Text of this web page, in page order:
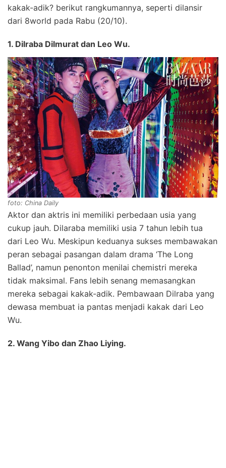
kakak-adik? berikut rangkumannya, seperti dilansir
dari 8world pada Rabu (20/10).
1. Dilraba Dilmurat dan Leo Wu.
foto: China Daily
Aktor dan aktris ini memiliki perbedaan usia yang
cukup jauh. Dilaraba memiliki usia 7 tahun lebih tua
dari Leo Wu. Meskipun keduanya sukses membawakan
peran sebagai pasangan dalam drama ‘The Long
Ballad’, namun penonton menilai chemistri mereka
tidak maksimal. Fans lebih senang memasangkan
mereka sebagai kakak-adik. Pembawaan Dilraba yang
dewasa membuat ia pantas menjadi kakak dari Leo
Wu.
2. Wang Yibo dan Zhao Liying.